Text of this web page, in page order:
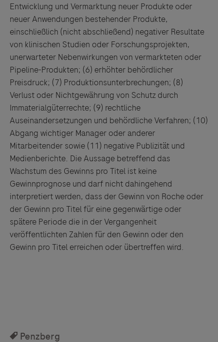
Entwicklung und Vermarktung neuer Produkte oder
neuer Anwendungen bestehender Produkte,
einschließlich (nicht abschließend) negativer Resultate
von klinischen Studien oder Forschungsprojekten,
unerwarteter Nebenwirkungen von vermarkteten oder
Pipeline-Produkten; (6) erhöhter behördlicher
Preisdruck; (7) Produktionsunterbrechungen; (8)
Verlust oder Nichtgewährung von Schutz durch
Immaterialgüterrechte; (9) rechtliche
Auseinandersetzungen und behördliche Verfahren; (10)
Abgang wichtiger Manager oder anderer
Mitarbeitender sowie (11) negative Publizität und
Medienberichte. Die Aussage betreffend das
Wachstum des Gewinns pro Titel ist keine
Gewinnprognose und darf nicht dahingehend
interpretiert werden, dass der Gewinn von Roche oder
der Gewinn pro Titel für eine gegenwärtige oder
spätere Periode die in der Vergangenheit
veröffentlichten Zahlen für den Gewinn oder den
Gewinn pro Titel erreichen oder übertreffen wird.